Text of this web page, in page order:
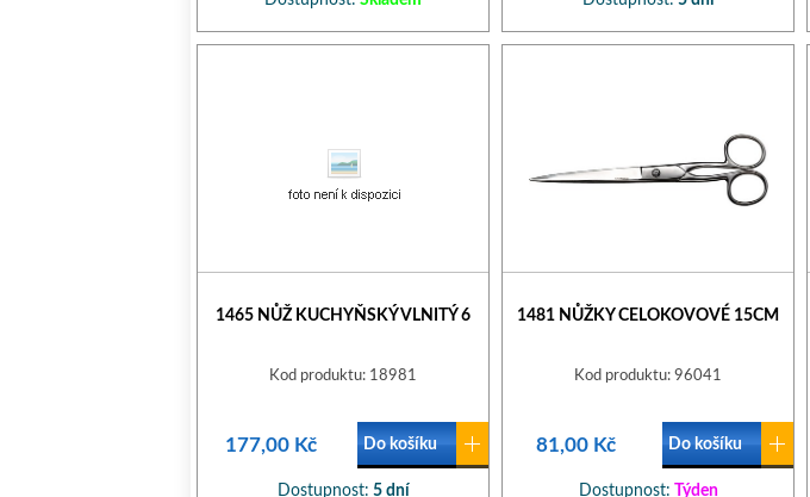
1465 NŮŽ KUCHYŇSKÝ VLNITÝ 6
Kod produktu: 18981
177,00 Kč Do košíku
Dostupnost: 5 dní
1481 NŮŽKY CELOKOVOVÉ 15CM
Kod produktu: 96041
81,00 Kč Do košíku
Dostupnost: Týden